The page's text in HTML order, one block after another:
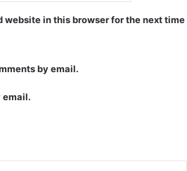
website in this browser for the next time
by email.
email.